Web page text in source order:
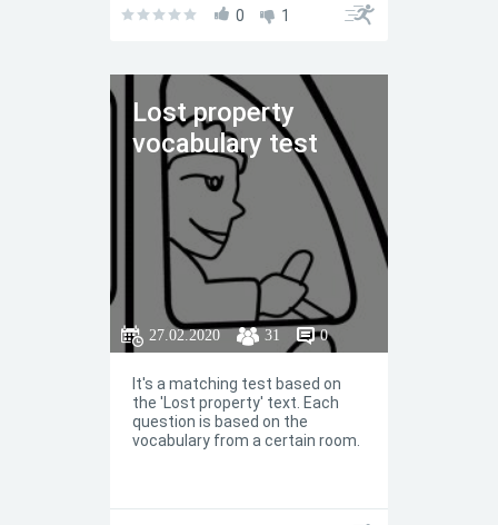
0 1
Lost property
vocabulary test
27.02.2020 31 0
It's a matching test based on
the 'Lost property' text. Each
question is based on the
vocabulary from a certain room.